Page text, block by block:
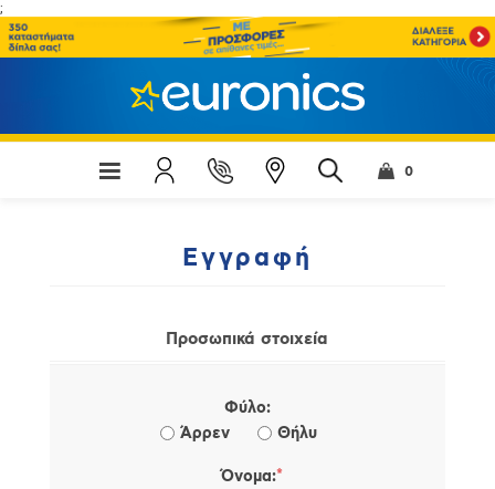
;
0
Εγγραφή
Προσωπικά στοιχεία
Φύλο:
Άρρεν
Θήλυ
Όνομα:*